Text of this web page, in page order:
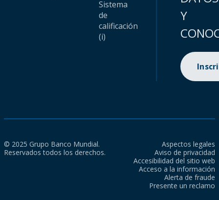
Sistema
de
calificación
(i)
Y
© 2025 Grupo Banco Mundial.
Reservados todos los derechos.
Aspectos legales
Aviso de privacidad
Accesibilidad del sitio web
Acceso a la información
Alerta de fraude
Presente un reclamo